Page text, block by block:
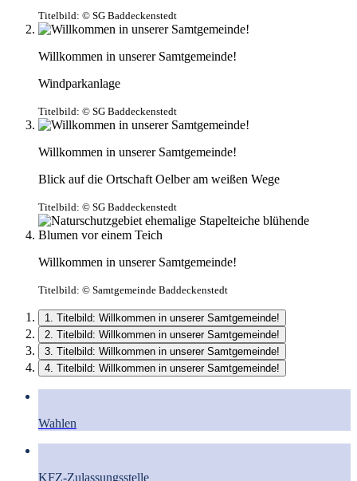
Titelbild: © SG Baddeckenstedt
Willkommen in unserer Samtgemeinde!
Windparkanlage
Titelbild: © SG Baddeckenstedt
Willkommen in unserer Samtgemeinde!
Blick auf die Ortschaft Oelber am weißen Wege
Titelbild: © SG Baddeckenstedt
Willkommen in unserer Samtgemeinde!
Titelbild: © Samtgemeinde Baddeckenstedt
1. Titelbild: Willkommen in unserer Samtgemeinde!
2. Titelbild: Willkommen in unserer Samtgemeinde!
3. Titelbild: Willkommen in unserer Samtgemeinde!
4. Titelbild: Willkommen in unserer Samtgemeinde!
Wahlen
KFZ-Zulassungsstelle